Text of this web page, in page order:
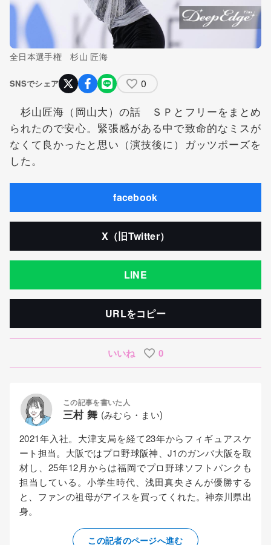
全日本選手権 杉山 匠海
SNSでシェア 0
杉山匠海（岡山大）の話 ＳＰとフリーをまとめ
られたので安心。緊張感がある中で致命的なミスが
なくて良かったと思い（演技後に）ガッツポーズを
した。
facebook
X（旧Twitter）
LINE
URLをコピー
いいね 0
この記事を書いた人
三村 舞 (みむら・まい)
2021年入社。大津支局を経て23年からフィギュアスケ
ート担当。大阪ではプロ野球阪神、J1のガンバ大阪を取
材し、25年12月からは福岡でプロ野球ソフトバンクも
担当している。小学生時代、浅田真央さんが優勝する
と、ファンの祖母がアイスを買ってくれた。神奈川県出
身。
この記者のページへ進む